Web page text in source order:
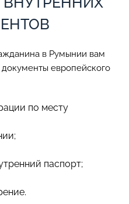
в Румынии вам
европейского
по месту
паспорт;